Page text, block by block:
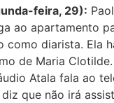
feira, 29):
ao apartamento
como diarista. Ela
de Maria Clotilde.
Atala fala ao
que não irá